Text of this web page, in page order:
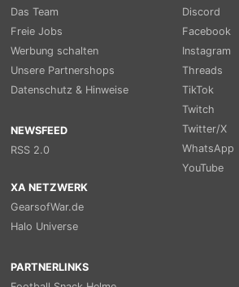
Das Team
Freie Jobs
Werbung schalten
Unsere Partnershops
Datenschutz & Hinweise
NEWSFEED
RSS 2.0
Discord
Facebook
Instagram
Threads
TikTok
Twitch
Twitter/X
WhatsApp
YouTube
XA NETZWERK
GearsofWar.de
Halo Universe
PARTNERLINKS